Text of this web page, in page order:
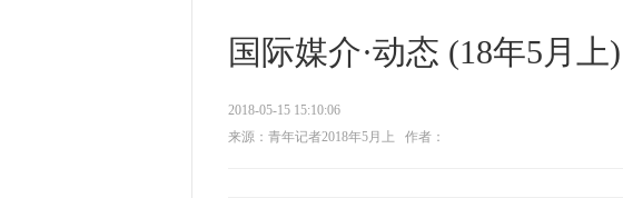
国际媒介·动态 (18年5月上)
2018-05-15 15:10:06
来源：青年记者2018年5月上
作者：